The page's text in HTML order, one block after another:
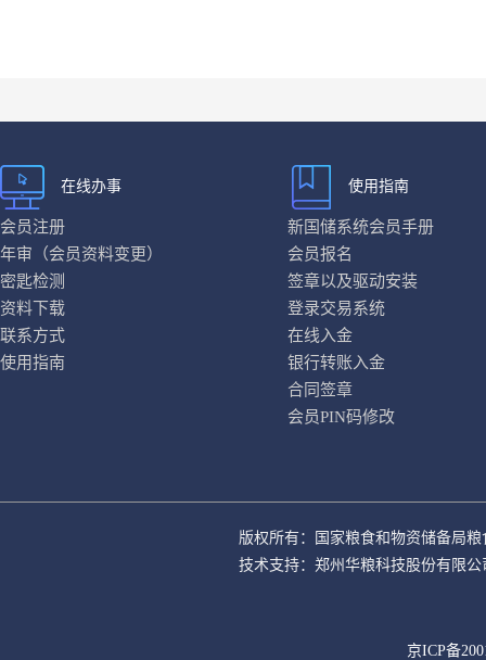
在线办事 使用指南
会员注册
年审（会员资料变更）
密匙检测
资料下载
联系方式
使用指南
新国储系统会员手册
会员报名
签章以及驱动安装
登录交易系统
在线入金
银行转账入金
合同签章
会员PIN码修改
版权所有：国家粮食和物资储备局
技术支持：郑州华粮科技股份有限公
京ICP备